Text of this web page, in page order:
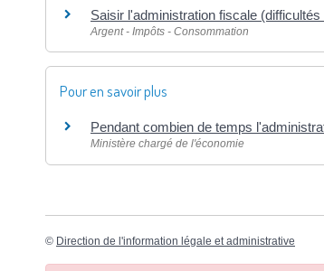
Saisir l'administration fiscale
Argent - Impôts - Consommation
Pour en savoir plus
Pendant combien de temps
Ministère chargé de l'économie
© Direction de l'information légale et administrative